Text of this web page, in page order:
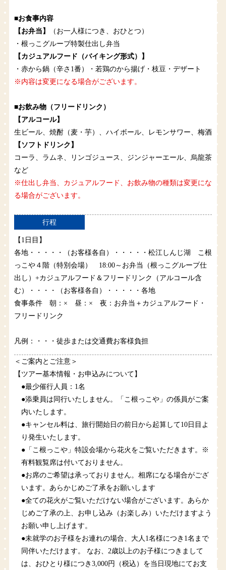
■お食事内容
【お弁当】
（お一人様につき、おひとつ）
・根っこグループ特製仕出し弁当
【カジュアルフード（バイキング形式）】
・赤から鍋（辛さ1番）・若鶏のから揚げ・枝豆・デザート
※内容は変更になる場合がございます。
■お飲み物（フリードリンク）
【アルコール】
生ビール、焼酎（麦・芋）、ハイボール、レモンサワー、梅酒
【ソフトドリンク】
コーラ、ラムネ、リンゴジュース、ジンジャーエール、烏龍茶
など
※仕出し弁当、カジュアルフード、お飲み物の種類は変更にな
る場合がございます。
行程
【1日目】
各地・・・・・（お客様各自）・・・・・松江しんじ湖 こ根
っこや４階（特別会場） 18:00～お弁当（根っこグループ仕
出し）+カジュアルフード＆フリードリンク（アルコール含
む）・・・・（お客様各自）・・・・・各地
食事条件 朝：× 昼：× 夜：お弁当＋カジュアルフード・
フリードリンク
凡例：・・・徒歩または交通費お客様負担
＜ご案内とご注意＞
【ツアー基本情報・お申込みについて】
●最少催行人員：1名
●添乗員は同行いたしません。「こ根っこや」の係員がご案
内いたします。
●キャンセル料は、旅行開始日の前日から起算して10日目よ
り発生いたします。
●「こ根っこや」特設会場から花火をご覧いただきます。※
有料観覧席は付いておりません。
●お席のご希望は承っておりません。相席になる場合がござ
います。あらかじめご了承をお願いします
●全ての花火がご覧いただけない場合がございます。あらか
じめご了承の上、お申し込み（お楽しみ）いただけますよう
お願い申し上げます。
●未就学のお子様をお連れの場合、大人1名様につき1名まで
同伴いただけます。 なお、2歳以上のお子様につきまして
は、おひとり様につき3,000円（税込）を当日現地にてお支